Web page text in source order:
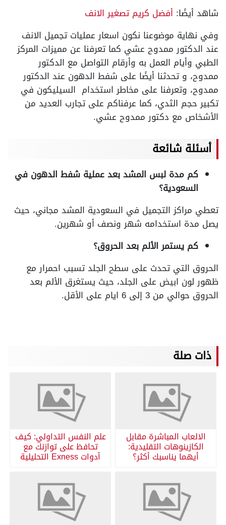
شاهد أيضًا: أفضل كريم تصغير الانف
وفي نهاية موضوعنا نكون اسعار عمليات تجميل الانف
عند الدكتور ممدوح عشي كما تعرفنا عن مميزات المركز
الطبي وأيام العمل به وأرقام التواصل مع الدكتور
ممدوح، و تحدثنا أيضًا على شفط الدهون عند الدكتور
ممدوح، وتعرفنا على مخاطر استخدام السيليكون في
تكبير حجم الثدي، كما عرفناكم على تجارب العديد من
الأشخاص مع دكتور ممدوح عشي.
أسئلة شائعة
كم مدة لبس المشد بعد عملية شفط الدهون في
السعودية؟
تعطي مراكز التجميل في السعودية المشد مجاني، حيث
يصل مدة استخدامه شهر ونصف أو شهرين.
كم يستمر الألم بعد الحروق؟
الحروق التي تحدث على سطح الجلد تسبب احمرار مع
ظهور لون ابيض على الجلد، حيث يستغرق الألم بعد
الحروق حوالي من 3 إلى 6 ايام على الأقل.
ذات صلة
الالعاب المباشرة مقابل
الكازينوهات التقليدية:
أيهما يناسبك أكثر؟
علم النفس التداولي: كيف
تحافظ على توازنك مع
أدوات Exness التحليلية